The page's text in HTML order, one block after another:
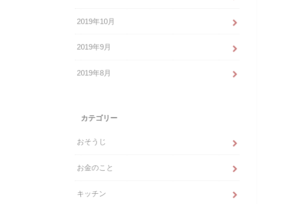
2019年10月
2019年9月
2019年8月
カテゴリー
おそうじ
お金のこと
キッチン